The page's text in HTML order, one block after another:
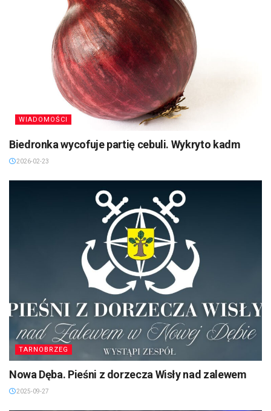
WIADOMOŚCI
Biedronka wycofuje partię cebuli. Wykryto kadm
2026-02-23
TARNOBRZEG
Nowa Dęba. Pieśni z dorzecza Wisły nad zalewem
2025-09-27